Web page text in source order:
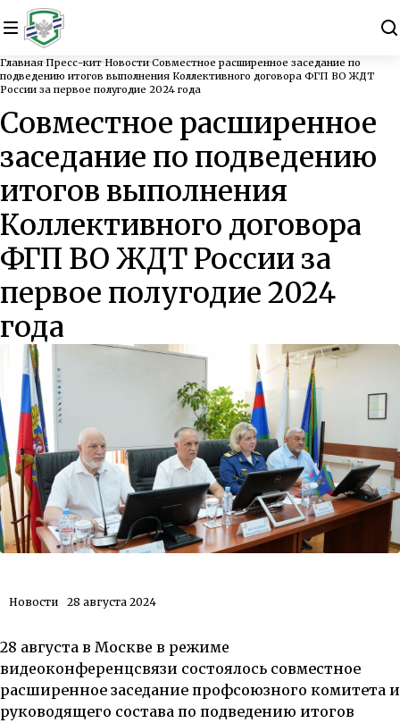
Главная Пресс-кит Новости Совместное расширенное заседание по
подведению итогов выполнения Коллективного договора ФГП ВО ЖДТ
России за первое полугодие 2024 года
Совместное расширенное
заседание по подведению
итогов выполнения
Коллективного договора
ФГП ВО ЖДТ России за
первое полугодие 2024
года
Новости 28 августа 2024
28 августа в Москве в режиме
видеоконференцсвязи состоялось совместное
расширенное заседание профсоюзного комитета и
руководящего состава по подведению итогов